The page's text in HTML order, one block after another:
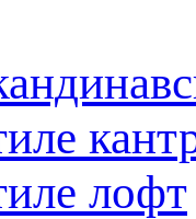
лофт